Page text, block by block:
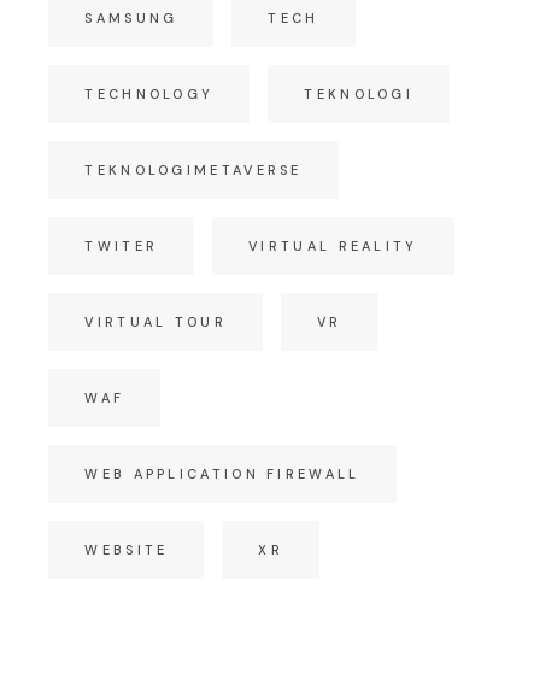
SAMSUNG TECH
TECHNOLOGY TEKNOLOGI
TEKNOLOGIMETAVERSE
TWITER VIRTUAL REALITY
VIRTUAL TOUR VR
WAF
WEB APPLICATION FIREWALL
WEBSITE XR